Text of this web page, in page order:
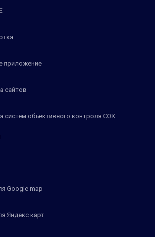
приложение
сайтов
систем объективного контроля СОК
Google map
Яндекс карт